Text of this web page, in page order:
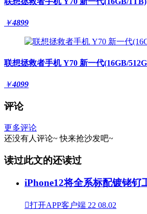
￥4899
联想拯救者手机 Y70 新一代(16GB/
￥4099
评论
更多评论
还没有人评论~ 快来抢沙发吧~
读过此文的还读过
iPhone12将全系标配镀铑钌
打开APP客户端 22 08.02